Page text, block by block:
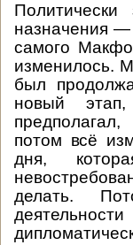
назначения —
самого
изменилось.
был
новый
потом всё
дня,
делать.